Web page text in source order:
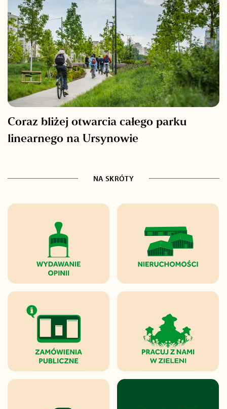
Coraz bliżej otwarcia całego parku
linearnego na Ursynowie
NA SKRÓTY